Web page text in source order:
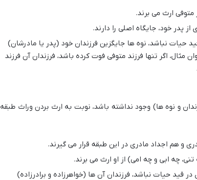
ارث می برند.
پدر خود، جایگاه اصلی را دارند.
حیات نباشد، نوه ها جایگزین فرزندان خود (پدر یا مادرشان)
اگر تنها فرزند متوفی فوت کرده باشد، فرزندان آن فرزند
و نوه ها) وجود نداشته باشد، نوبت به ارث بردن وراث طبقه
و هم اجداد مادری در این طبقه قرار می گیرند.
چه ابی و چه امی) از او ارث می برند.
در قید حیات نباشد، فرزندان آن ها (خواهرزاده و برادرزاده)